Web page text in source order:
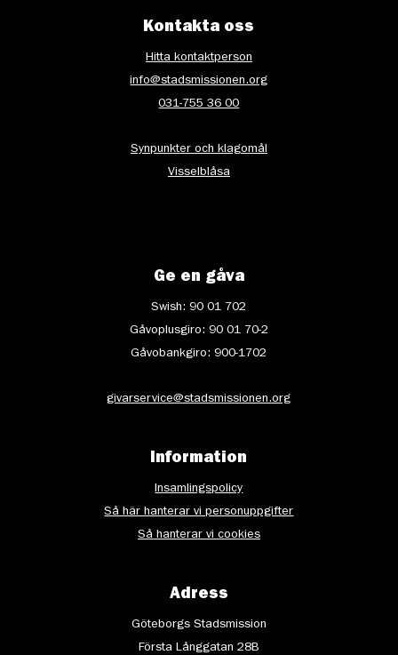
Kontakta oss
Hitta kontaktperson
info@stadsmissionen.org
031-755 36 00
Synpunkter och klagomål
Visselblåsa
Ge en gåva
Swish: 90 01 702
Gåvoplusgiro: 90 01 70-2
Gåvobankgiro: 900-1702
givarservice@stadsmissionen.org
Information
Insamlingspolicy
Så här hanterar vi personuppgifter
Så hanterar vi cookies
Adress
Göteborgs Stadsmission
Första Långgatan 28B